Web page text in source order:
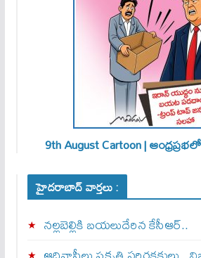
9th August Cartoon |
హైదరాబాద్ వార్తలు :
నల్లబెల్లికి బయలుదేరిన కేసీఆర్‌..